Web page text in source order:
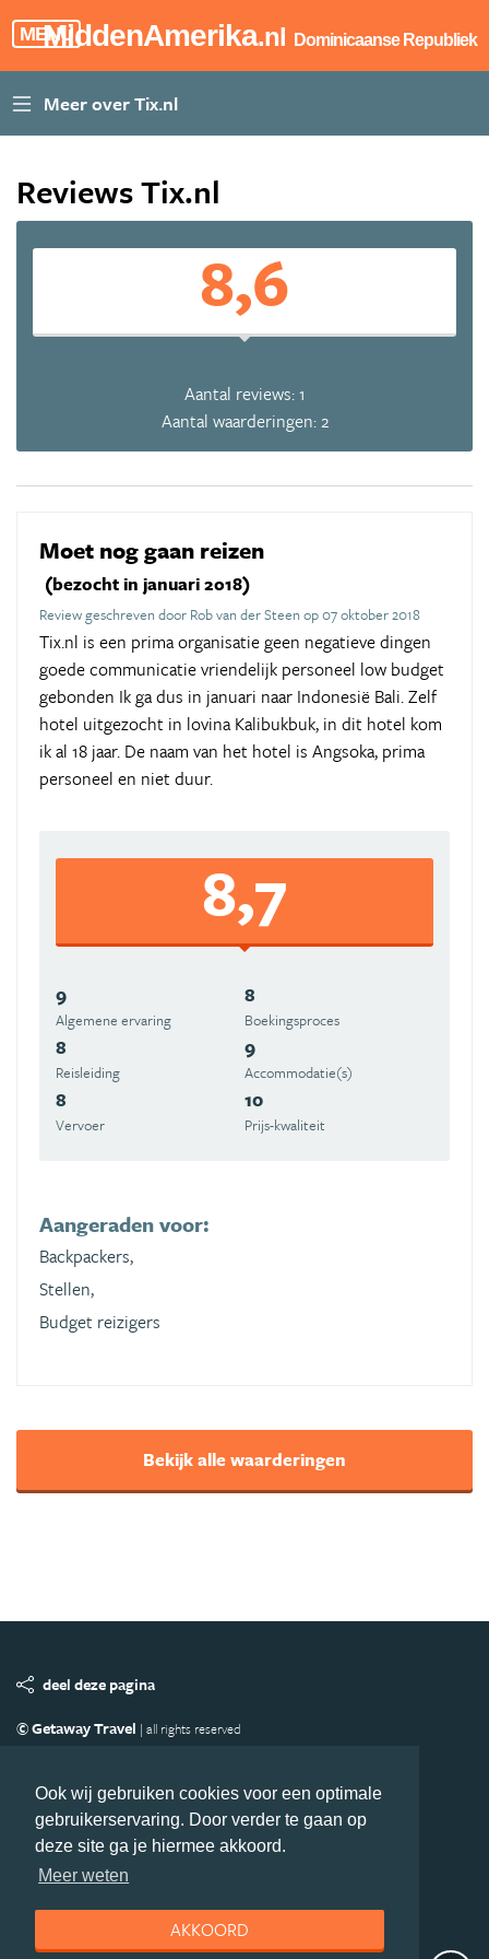
Ook wij gebruiken cookies voor een optimale
gebruikerservaring. Door verder te gaan op
deze site ga je hiermee akkoord.
Meer weten
AKKOORD
MENU
MiddenAmerika.nl Dominicaanse Republiek
Reviews Tix.nl
8,6
Aantal reviews: 1
Aantal waarderingen: 2
Moet nog gaan reizen
(bezocht in januari 2018)
Review geschreven door Rob van der Steen op 07 oktober 2018
Tix.nl is een prima organisatie geen negatieve dingen
goede communicatie vriendelijk personeel low budget
gebonden Ik ga dus in januari naar Indonesië Bali. Zelf
hotel uitgezocht in lovina Kalibukbuk, in dit hotel kom
ik al 18 jaar. De naam van het hotel is Angsoka, prima
personeel en niet duur.
8,7
9
Algemene ervaring
8
Boekingsproces
8
Reisleiding
9
Accommodatie(s)
8
Vervoer
10
Prijs-kwaliteit
Aangeraden voor:
Backpackers,
Stellen,
Budget reizigers
Bekijk alle waarderingen
deel deze pagina
© Getaway Travel | all rights reserved
Copyright
Privacy statement Disclaimer
Cookies
Volg MiddenAmerika.nl
Nieuwsbrief
Facebook